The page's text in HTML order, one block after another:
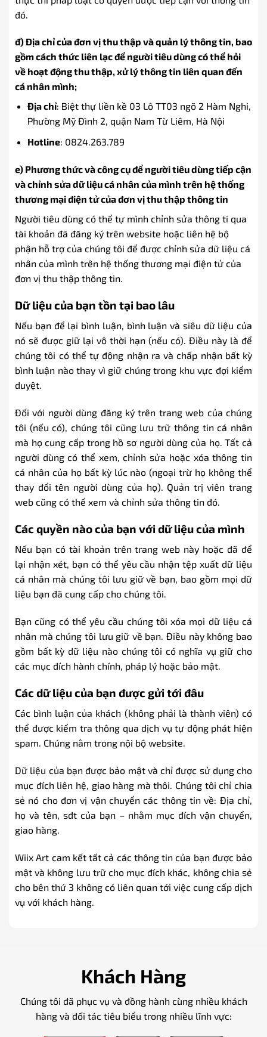
đó.
đ) Địa chỉ của đơn vị thu thập và quản lý thông tin, bao
gồm cách thức liên lạc để người tiêu dùng có thể hỏi
về hoạt động thu thập, xử lý thông tin liên quan đến
cá nhân mình;
Địa chỉ: Biệt thự liền kề 03 Lô TT03 ngõ 2 Hàm Nghi,
Phường Mỹ Đình 2, quận Nam Từ Liêm, Hà Nội
Hotline: 0824.263.789
e) Phương thức và công cụ để người tiêu dùng tiếp cận
và chỉnh sửa dữ liệu cá nhân của mình trên hệ thống
thương mại điện tử của đơn vị thu thập thông tin
Người tiêu dùng có thể tự mình chỉnh sửa thông ti qua
tài khoản đã đăng ký trên website hoặc liên hệ bộ
phận hỗ trợ của chúng tôi để được chỉnh sửa dữ liệu cá
nhân của mình trên hệ thống thương mại điện tử của
đơn vị thu thập thông tin.
Dữ liệu của bạn tồn tại bao lâu
Nếu bạn để lại bình luận, bình luận và siêu dữ liệu của
nó sẽ được giữ lại vô thời hạn (nếu có). Điều này là để
chúng tôi có thể tự động nhận ra và chấp nhận bất kỳ
bình luận nào thay vì giữ chúng trong khu vực đợi kiểm
duyệt.
Đối với người dùng đăng ký trên trang web của chúng
tôi (nếu có), chúng tôi cũng lưu trữ thông tin cá nhân
mà họ cung cấp trong hồ sơ người dùng của họ. Tất cả
người dùng có thể xem, chỉnh sửa hoặc xóa thông tin
cá nhân của họ bất kỳ lúc nào (ngoại trừ họ không thể
thay đổi tên người dùng của họ). Quản trị viên trang
web cũng có thể xem và chỉnh sửa thông tin đó.
Các quyền nào của bạn với dữ liệu của mình
Nếu bạn có tài khoản trên trang web này hoặc đã để
lại nhận xét, bạn có thể yêu cầu nhận tệp xuất dữ liệu
cá nhân mà chúng tôi lưu giữ về bạn, bao gồm mọi dữ
liệu bạn đã cung cấp cho chúng tôi.
Bạn cũng có thể yêu cầu chúng tôi xóa mọi dữ liệu cá
nhân mà chúng tôi lưu giữ về bạn. Điều này không bao
gồm bất kỳ dữ liệu nào chúng tôi có nghĩa vụ giữ cho
các mục đích hành chính, pháp lý hoặc bảo mật.
Các dữ liệu của bạn được gửi tới đâu
Các bình luận của khách (không phải là thành viên) có
thể được kiểm tra thông qua dịch vụ tự động phát hiện
spam. Chúng nằm trong nội bộ website.
Dữ liệu của bạn được bảo mật và chỉ được sử dụng cho
mục đích liên hệ, giao hàng mà thôi. Chúng tôi chỉ chia
sẻ nó cho đơn vị vận chuyển các thông tin về: Địa chỉ,
họ và tên, sđt của bạn – nhằm mục đích vận chuyển,
giao hàng.
Wiix Art cam kết tất cả các thông tin của bạn được bảo
mật và không lưu trữ cho mục đích khác, không chia sẻ
cho bên thứ 3 không có liên quan tới việc cung cấp dịch
vụ với khách hàng.
Khách Hàng
Chúng tôi đã phục vụ và đồng hành cùng nhiều khách
hàng và đối tác tiêu biểu trong nhiều lĩnh vực: